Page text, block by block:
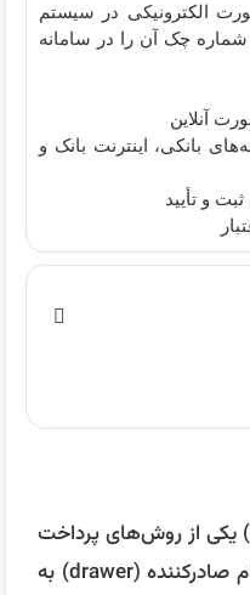
الکترونیکی در سیستم
شماره چک آن را در سامانه
آنلاین
بانکی، اینترنت بانک و
و تأیید
دسته چک الکترونیکی (cheque) یکی از روش‌های پرداخت
نقدی است که در آن فردی به نام صادرکننده (drawer) به